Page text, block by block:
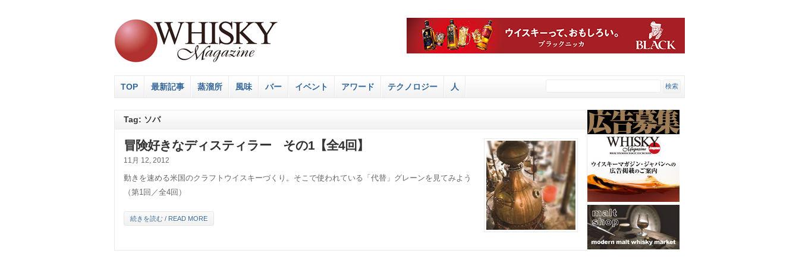
TOP 最新記事 蒸溜所 風味 バー イベント アワード テクノロジー 人
Tag: ソバ
冒険好きなディスティラー その1【全4回】
11月 12, 2012
動きを速める米国のクラフトウイスキーづくり。そこで使われている「代替」グレーンを見てみよう
（第1回／全4回）
続きを読む / READ MORE